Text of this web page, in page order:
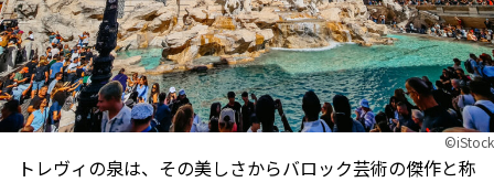
©iStock
トレヴィの泉は、その美しさからバロック芸術の傑作と称